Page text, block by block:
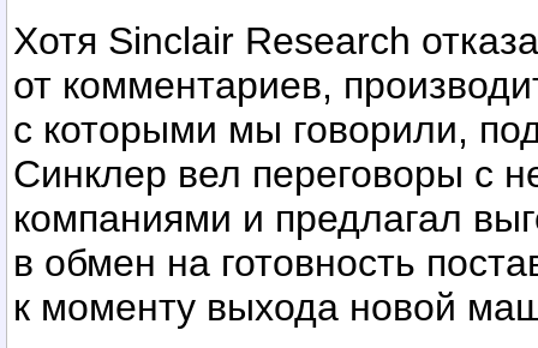
Хотя Sinclair Research
от комментариев,
с которыми мы говорили,
Синклер вел переговоры с
компаниями и предлагал
в обмен на готовность
к моменту выхода новой